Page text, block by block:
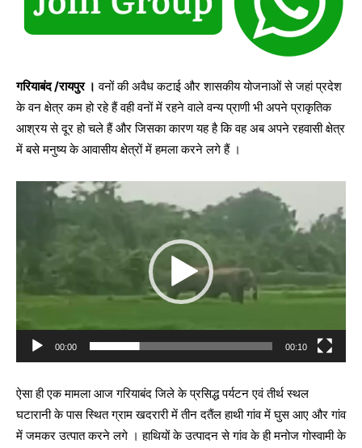
गरियाबंद /रायपुर । वनों की अवैध कटाई और शासकीय योजनाओं से जहां प्रदेश
के वन क्षेत्र कम हो रहे हैं वही वनों में रहने वाले वन्य प्राणी भी अपने प्राकृतिक
आश्रय से दूर हो चले हैं और जिसका कारण यह है कि वह अब अपने रहवासी क्षेत्र
में बसे मनुष्य के आवासीय क्षेत्रों में हमला करने लगे हैं ।
r
00:00 00:10
ऐसा ही एक मामला आज गरियाबंद जिले के प्रसिद्ध पर्यटन एवं तीर्थ स्थल
घटारानी के पास स्थित ग्राम खदरारी में तीन दतैंल हाथी गांव में घुस आए और गांव
में जमकर उत्पात करने लगे । हाथियों के उत्पादन से गांव के ही मनोज गोस्वामी के